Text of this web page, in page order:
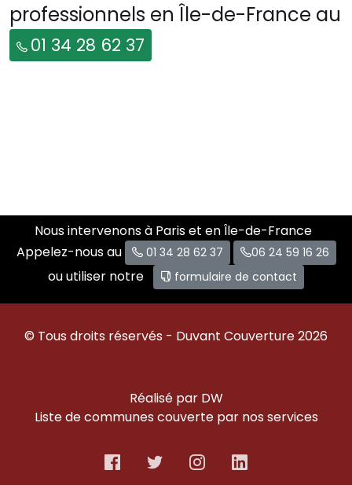
professionnels en Île-de-France au
01 34 28 62 37
Nous intervenons à Paris et en Île-de-France
Appelez-nous au
01 34 28 62 37 06 24 59 16 26
ou utiliser notre formulaire de contact
© Tous droits réservés - Duvant Couverture 2026
Réalisé par DW
Liste de communes couverte par nos services